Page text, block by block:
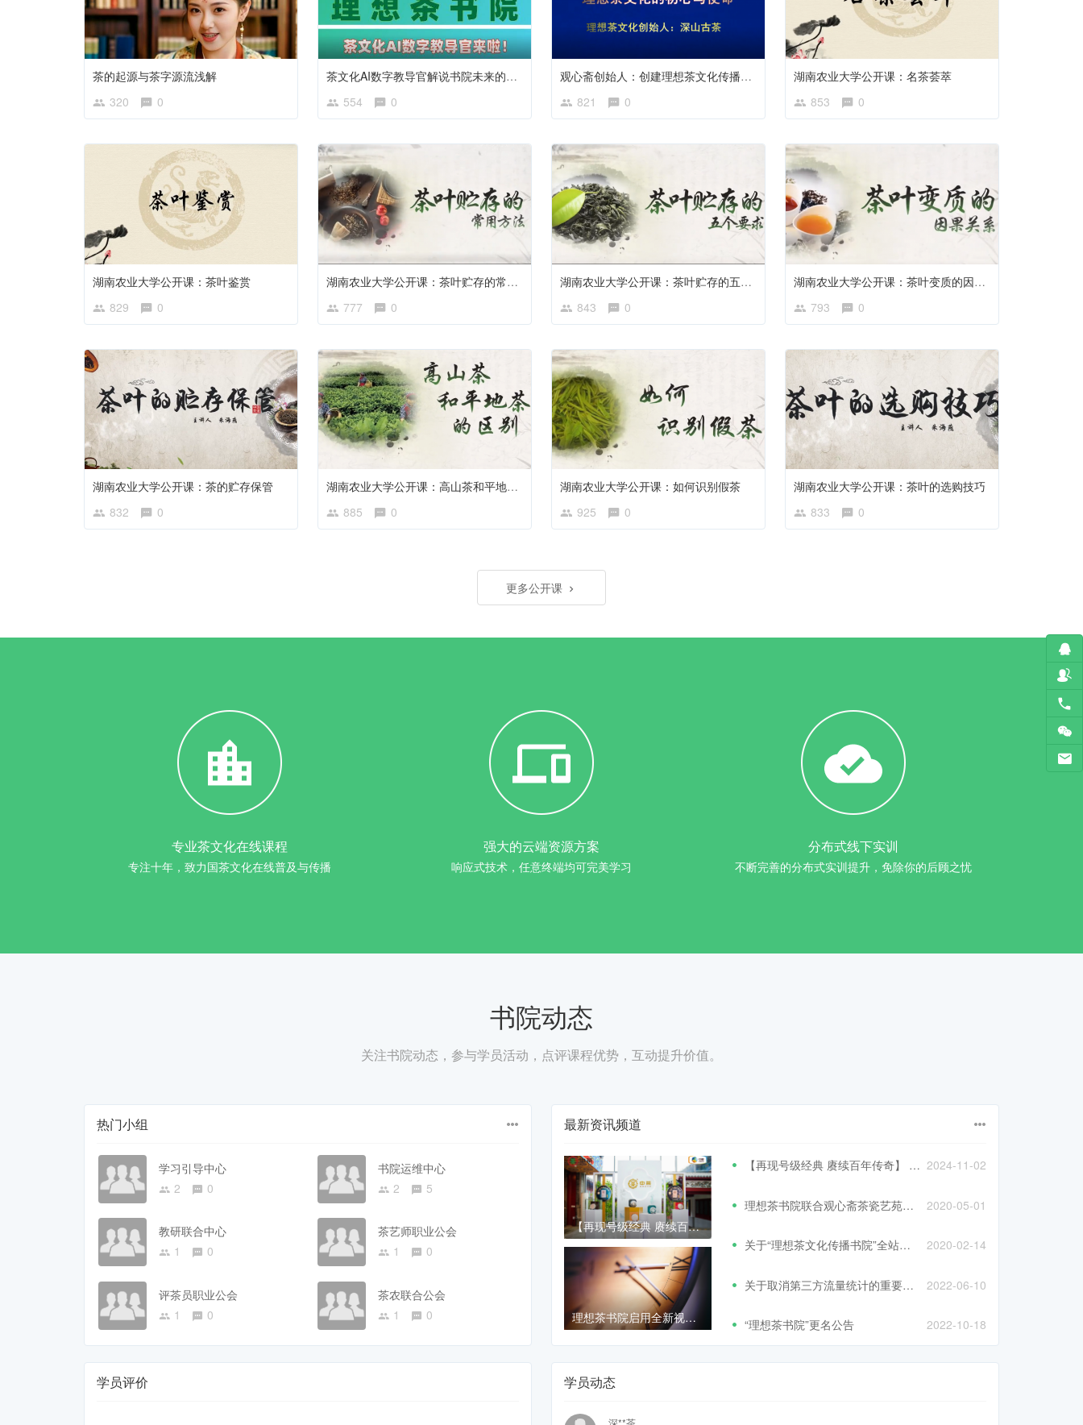
茶的起源与茶字源流浅解
320
0
茶文化AI数字教导官解说书院未来的课程设置方向
554
0
观心斋创始人：创建理想茶文化传播书院的初心与使命
821
0
湖南农业大学公开课：名茶荟萃
853
0
湖南农业大学公开课：茶叶鉴赏
829
0
湖南农业大学公开课：茶叶贮存的常用方法
777
0
湖南农业大学公开课：茶叶贮存的五个要求
843
0
湖南农业大学公开课：茶叶变质的因果关系
793
0
湖南农业大学公开课：茶的贮存保管
832
0
湖南农业大学公开课：高山茶和平地茶的区别
885
0
湖南农业大学公开课：如何识别假茶
925
0
湖南农业大学公开课：茶叶的选购技巧
833
0
更多公开课
专业茶文化在线课程
专注十年，致力国茶文化在线普及与传播
强大的云端资源方案
响应式技术，任意终端均可完美学习
分布式线下实训
不断完善的分布式实训提升，免除你的后顾之忧
书院动态
关注书院动态，参与学员活动，点评课程优势，互动提升价值。
热门小组
学习引导中心
2
0
书院运维中心
2
5
教研联合中心
1
0
茶艺师职业公会
1
0
评茶员职业公会
1
0
茶农联合公会
1
0
最新资讯频道
【再现号级经典 赓续百年传奇】 2024中茶号级古树茶新品发布会在北京圆满举办
理想茶书院启用全新视觉识别系统，新版网站标识正式上线
【再现号级经典 赓续百年传奇】 2024中茶号级古树茶新品发布会在北京圆满举办 2024-11-02
理想茶书院联合观心斋茶瓷艺苑打造首个线上与线下交互体验实践平台 2020-05-01
关于“理想茶文化传播书院”全站重建的重要公告！ 2020-02-14
关于取消第三方流量统计的重要说明 2022-06-10
“理想茶书院”更名公告 2022-10-18
学员评价 学员动态